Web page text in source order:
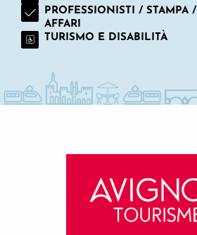
PROFESSIONISTI / STAMPA /
AFFARI
TURISMO E DISABILITÀ